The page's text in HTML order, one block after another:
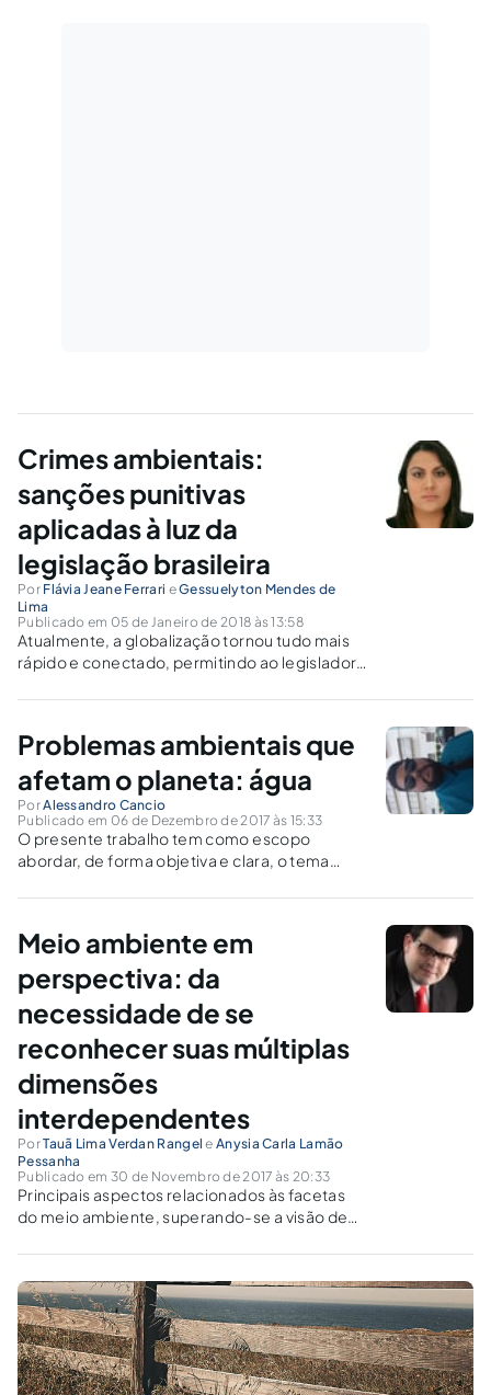
Crimes ambientais:
sanções punitivas
aplicadas à luz da
legislação brasileira
Por Flávia Jeane Ferrari eGessuelyton Mendes de
Lima
Publicado em 05 de Janeiro de 2018 às 13:58
Atualmente, a globalização tornou tudo mais
rápido e conectado, permitindo ao legislador
alternativas, visando uma punição cada vez
Problemas ambientais que
afetam o planeta: água
PorAlessandro Cancio
Publicado em 06 de Dezembro de 2017 às 15:33
O presente trabalho tem como escopo
abordar, de forma objetiva e clara, o tema
ambientais mais discutidos no mundo e
negativamente na questão da água.
Meio ambiente em
perspectiva: da
necessidade de se
reconhecer suas múltiplas
dimensões
interdependentes
PorTauã Lima Verdan Rangel eAnysia Carla Lamão
Pessanha
Publicado em 30 de Novembro de 2017 às 20:33
Principais aspectos relacionados às facetas
do meio ambiente, superando-se a visão de
natureza.